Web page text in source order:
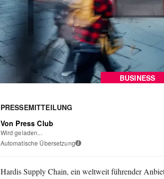
BUSINESS
PRESSEMITTEILUNG
Von Press Club
Wird geladen...
Automatische Übersetzung i
Hardis Supply Chain, ein weltweit führender